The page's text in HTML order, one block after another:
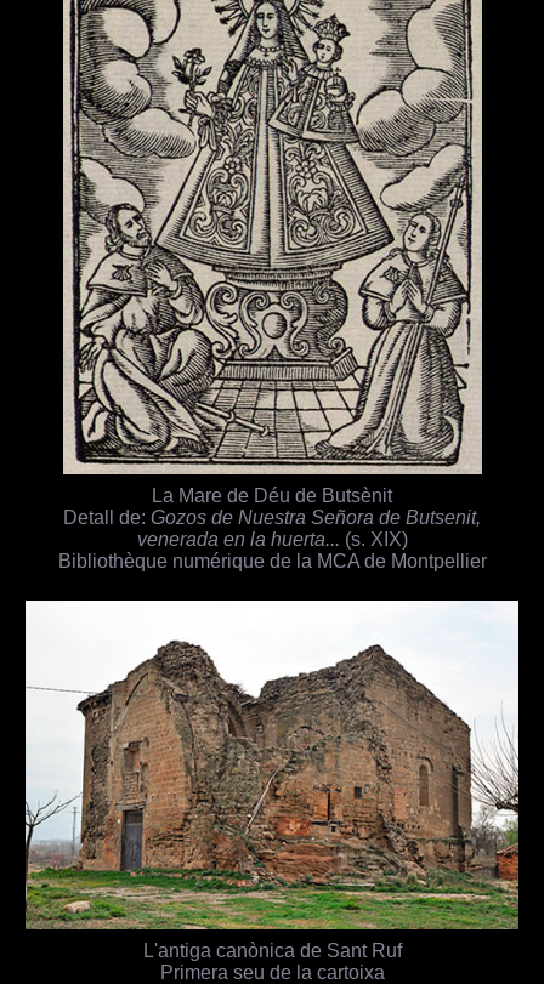
La Mare de Déu de Butsènit
Detall de: Gozos de Nuestra Señora de Butsenit,
venerada en la huerta... (s. XIX)
Bibliothèque numérique de la MCA de Montpellier
L'antiga canònica de Sant Ruf
Primera seu de la cartoixa